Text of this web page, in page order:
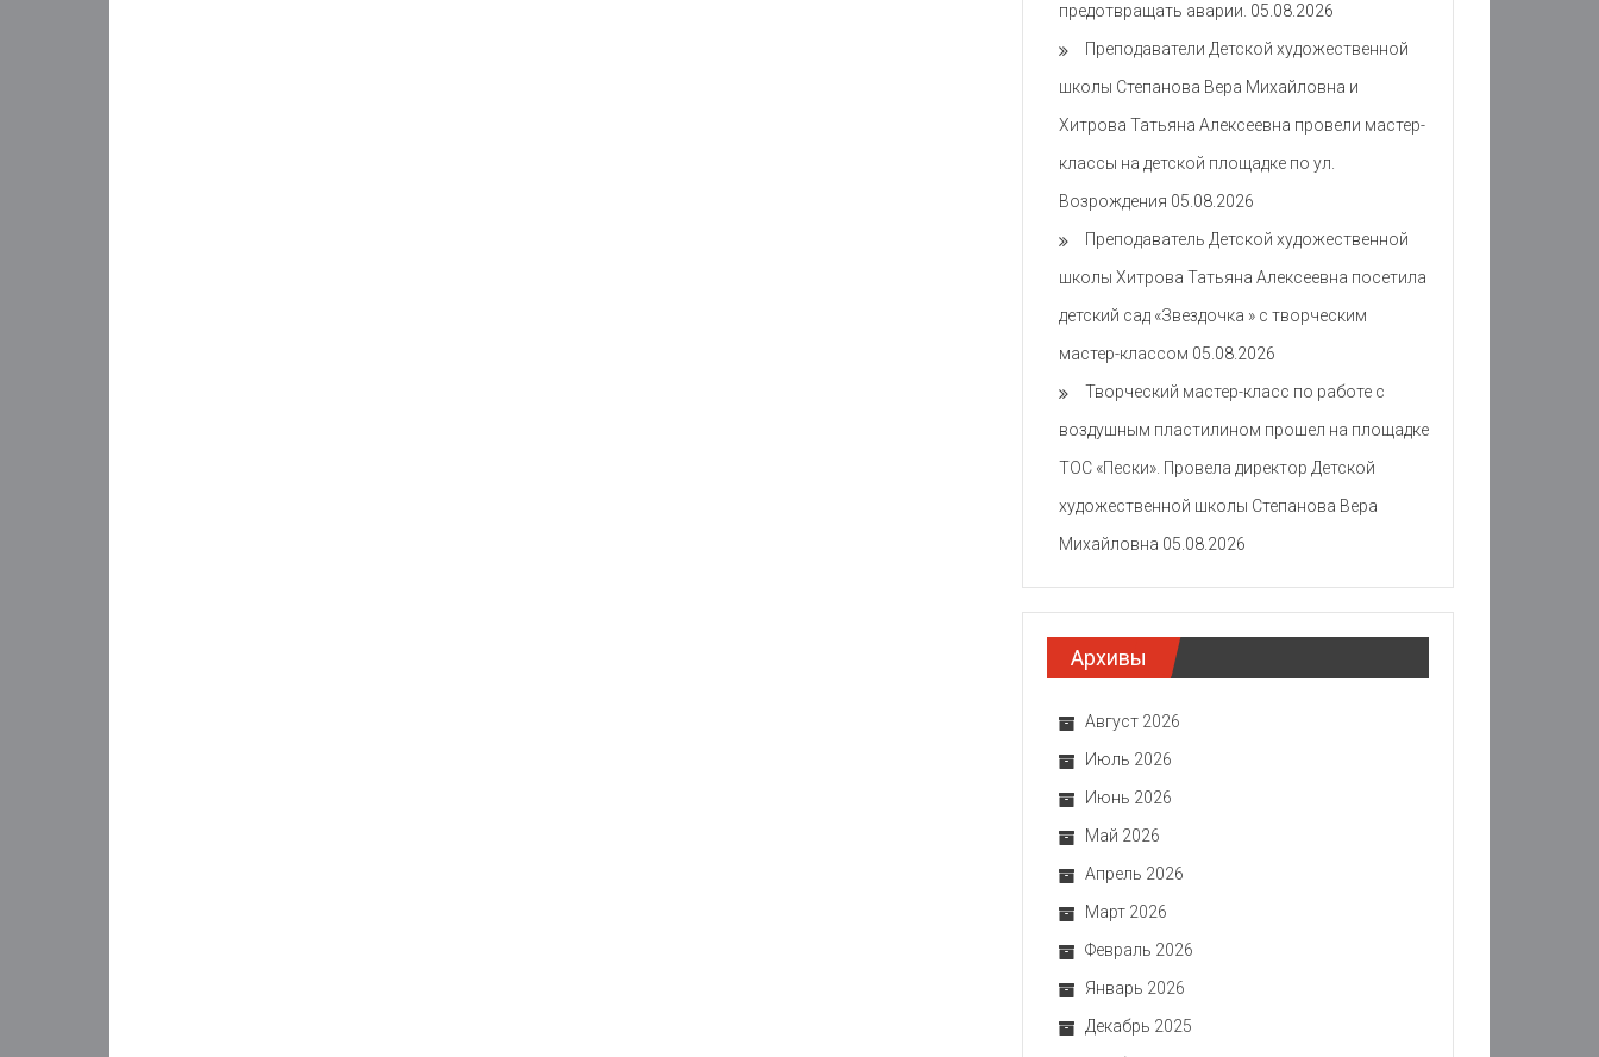
предотвращать аварии. 05.08.2026
Преподаватели Детской художественной
школы Степанова Вера Михайловна и
Хитрова Татьяна Алексеевна провели мастер-
классы на детской площадке по ул.
Возрождения 05.08.2026
Преподаватель Детской художественной
школы Хитрова Татьяна Алексеевна посетила
детский сад «Звездочка » с творческим
мастер-классом 05.08.2026
Творческий мастер-класс по работе с
воздушным пластилином прошел на площадке
ТОС «Пески». Провела директор Детской
художественной школы Степанова Вера
Михайловна 05.08.2026
Архивы
Август 2026
Июль 2026
Июнь 2026
Май 2026
Апрель 2026
Март 2026
Февраль 2026
Январь 2026
Декабрь 2025